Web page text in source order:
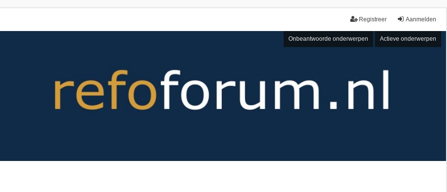
Aanmelden
Registreer
Onbeantwoorde onderwerpen Actieve onderwerpen